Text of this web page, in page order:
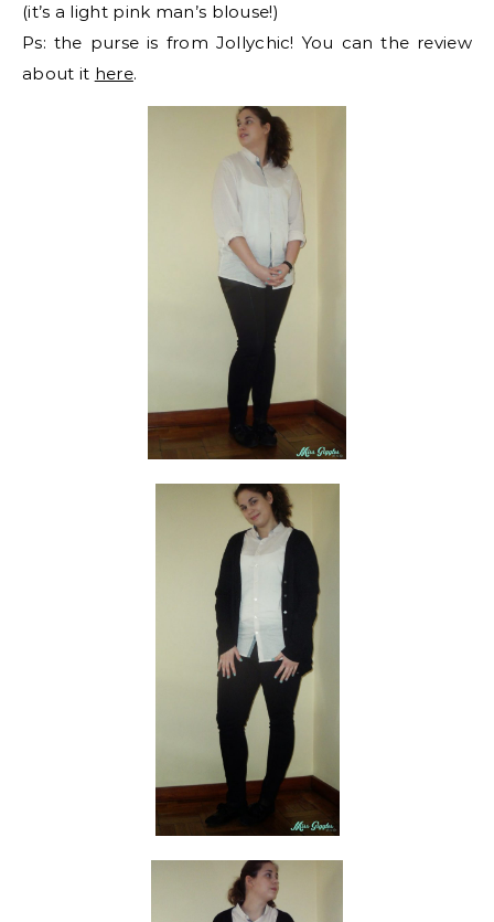
(it’s a light pink man’s blouse!)
Ps: the purse is from Jollychic! You can the review
about it here.